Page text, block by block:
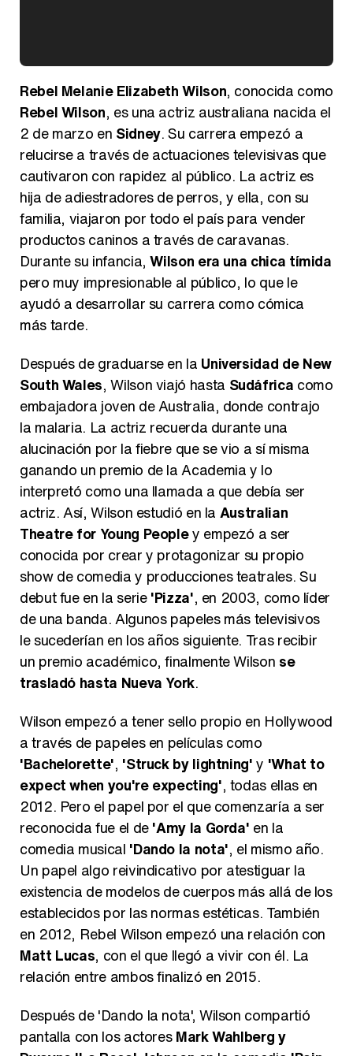
Carlota Corredera y Javier de Hoyos: "La tele tiene que representar al público también y aquí están todos los perfiles posibles&quo;
Así se tomó Felipe VI que la Infanta Sofía no quisiera recibir formación militar
Rebel Melanie Elizabeth Wilson, conocida como
Rebel Wilson, es una actriz australiana nacida el
2 de marzo en Sidney. Su carrera empezó a
relucirse a través de actuaciones televisivas que
cautivaron con rapidez al público. La actriz es
hija de adiestradores de perros, y ella, con su
familia, viajaron por todo el país para vender
productos caninos a través de caravanas.
Durante su infancia,Wilson era una chica tímida
pero muy impresionable al público, lo que le
ayudó a desarrollar su carrera como cómica
más tarde.
Después de graduarse en la Universidad de New
South Wales, Wilson viajó hasta Sudáfrica como
embajadora joven de Australia, donde contrajo
la malaria. La actriz recuerda durante una
alucinación por la fiebre que se vio a sí misma
ganando un premio de la Academia y lo
interpretó como una llamada a que debía ser
actriz. Así, Wilson estudió en la Australian
Theatre for Young Peopley empezó a ser
conocida por crear y protagonizar su propio
show de comedia y producciones teatrales. Su
debut fue en la serie'Pizza', en 2003, como líder
de una banda. Algunos papeles más televisivos
le sucederían en los años siguiente. Tras recibir
un premio académico, finalmente Wilson se
trasladó hasta Nueva York.
Wilson empezó a tener sello propio en Hollywood
a través de papeles en películas como
'Bachelorette', 'Struck by lightning'y 'What to
expect when you're expecting', todas ellas en
2012. Pero el papel por el que comenzaría a ser
reconocida fue el de'Amy la Gorda' en la
comedia musical 'Dando la nota', el mismo año.
Un papel algo reivindicativo por atestiguar la
existencia de modelos de cuerpos más allá de los
establecidos por las normas estéticas. También
en 2012, Rebel Wilson empezó una relación con
Matt Lucas, con el que llegó a vivir con él. La
relación entre ambos finalizó en 2015.
Después de 'Dando la nota', Wilson compartió
pantalla con los actoresMark Wahlberg y